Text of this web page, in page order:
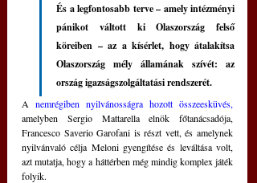
És a legfontosabb terve – amely intézményi
pánikot váltott ki Olaszország felső
köreiben – az a kísérlet, hogy átalakítsa
Olaszország mély államának szívét: az
ország igazságszolgáltatási rendszerét.
A
amelyben Sergio Mattarella elnök főtanácsadója,
Francesco Saverio Garofani is részt vett, és amelynek
nyilvánvaló célja Meloni gyengítése és leváltása volt,
azt mutatja, hogy a háttérben még mindig komplex játék
folyik.